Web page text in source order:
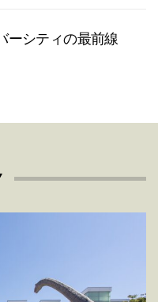
ーシティの最前線